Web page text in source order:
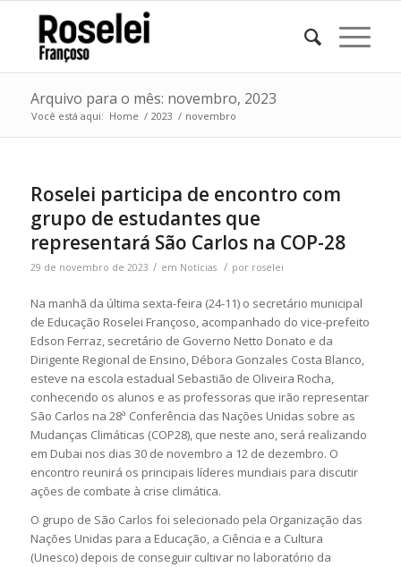
Arquivo para o mês: novembro, 2023
Você está aqui: Home / 2023 / novembro
Roselei participa de encontro com
grupo de estudantes que
representará São Carlos na COP-28
29 de novembro de 2023 / em Notícias / por roselei
Na manhã da última sexta-feira (24-11) o secretário municipal
de Educação Roselei Françoso, acompanhado do vice-prefeito
Edson Ferraz, secretário de Governo Netto Donato e da
Dirigente Regional de Ensino, Débora Gonzales Costa Blanco,
esteve na escola estadual Sebastião de Oliveira Rocha,
conhecendo os alunos e as professoras que irão representar
São Carlos na 28ª Conferência das Nações Unidas sobre as
Mudanças Climáticas (COP28), que neste ano, será realizando
em Dubai nos dias 30 de novembro a 12 de dezembro. O
encontro reunirá os principais líderes mundiais para discutir
ações de combate à crise climática.
O grupo de São Carlos foi selecionado pela Organização das
Nações Unidas para a Educação, a Ciência e a Cultura
(Unesco) depois de conseguir cultivar no laboratório da